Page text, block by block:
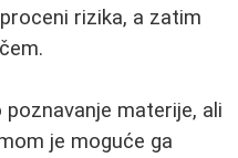
rizika, a zatim
materije, ali
je moguće ga